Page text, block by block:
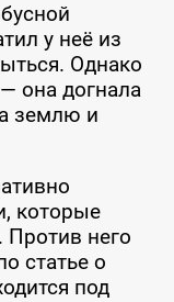
у неё из
Однако
она догнала
землю и
которые
него
статье о
под